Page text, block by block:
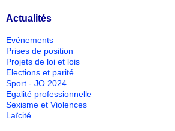
Actualités
Evénements
Prises de position
Projets de loi et lois
Elections et parité
Sport - JO 2024
Egalité professionnelle
Sexisme et Violences
Laïcité